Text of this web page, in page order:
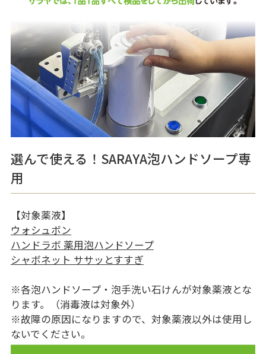
選んで使える！SARAYA泡ハンドソープ専
用
【対象薬液】
ウォシュボン
ハンドラボ 薬用泡ハンドソープ
シャボネット ササッとすすぎ
※各泡ハンドソープ・泡手洗い石けんが対象薬液とな
ります。（消毒液は対象外）
※故障の原因になりますので、対象薬液以外は使用し
ないでください。